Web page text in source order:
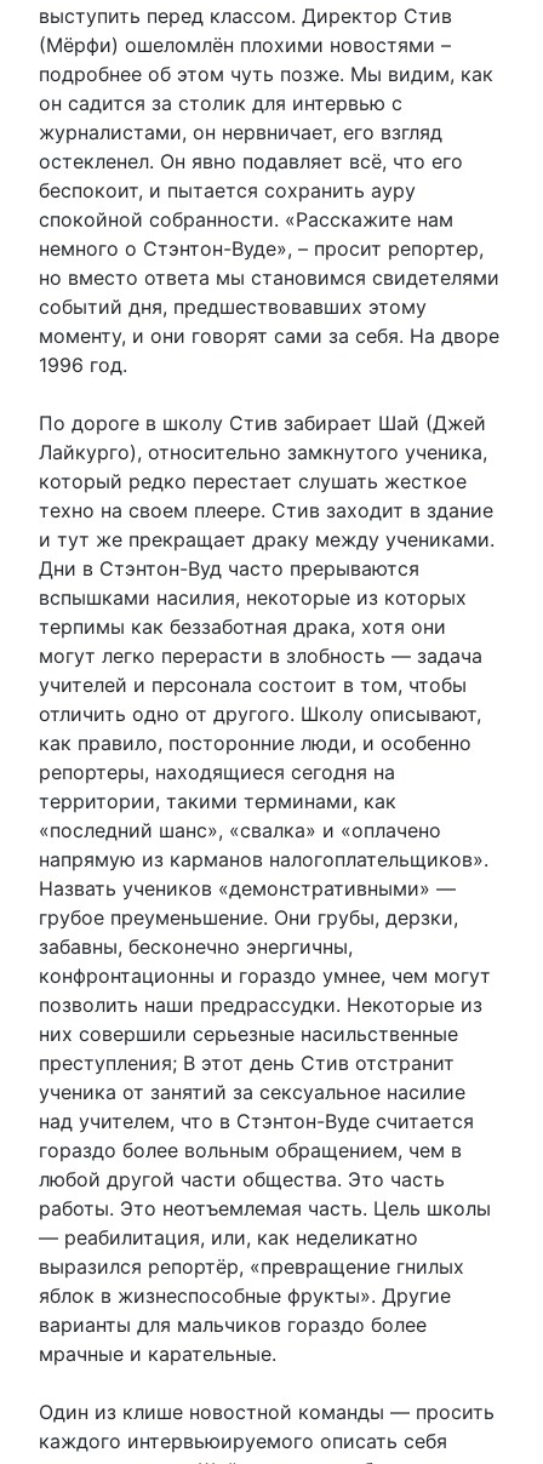
выступить перед классом. Директор Стив
(Мёрфи) ошеломлён плохими новостями –
подробнее об этом чуть позже. Мы видим, как
он садится за столик для интервью с
журналистами, он нервничает, его взгляд
остекленел. Он явно подавляет всё, что его
беспокоит, и пытается сохранить ауру
спокойной собранности. «Расскажите нам
немного о Стэнтон-Вуде», – просит репортер,
но вместо ответа мы становимся свидетелями
событий дня, предшествовавших этому
моменту, и они говорят сами за себя. На дворе
1996 год.
По дороге в школу Стив забирает Шай (Джей
Лайкурго), относительно замкнутого ученика,
который редко перестает слушать жесткое
техно на своем плеере. Стив заходит в здание
и тут же прекращает драку между учениками.
Дни в Стэнтон-Вуд часто прерываются
вспышками насилия, некоторые из которых
терпимы как беззаботная драка, хотя они
могут легко перерасти в злобность — задача
учителей и персонала состоит в том, чтобы
отличить одно от другого. Школу описывают,
как правило, посторонние люди, и особенно
репортеры, находящиеся сегодня на
территории, такими терминами, как
«последний шанс», «свалка» и «оплачено
напрямую из карманов налогоплательщиков».
Назвать учеников «демонстративными» —
грубое преуменьшение. Они грубы, дерзки,
забавны, бесконечно энергичны,
конфронтационны и гораздо умнее, чем могут
позволить наши предрассудки. Некоторые из
них совершили серьезные насильственные
преступления; В этот день Стив отстранит
ученика от занятий за сексуальное насилие
над учителем, что в Стэнтон-Вуде считается
гораздо более вольным обращением, чем в
любой другой части общества. Это часть
работы. Это неотъемлемая часть. Цель школы
— реабилитация, или, как неделикатно
выразился репортёр, «превращение гнилых
яблок в жизнеспособные фрукты». Другие
варианты для мальчиков гораздо более
мрачные и карательные.
Один из клише новостной команды — просить
каждого интервьюируемого описать себя